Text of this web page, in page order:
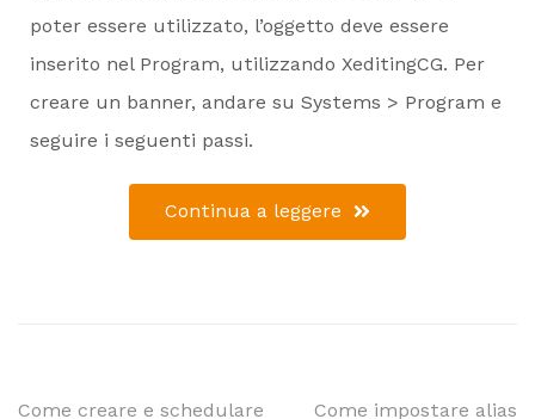
poter essere utilizzato, l’oggetto deve essere
inserito nel Program, utilizzando XeditingCG. Per
creare un banner, andare su Systems > Program e
seguire i seguenti passi.
Continua a leggere
Come creare e schedulare
Come impostare alias